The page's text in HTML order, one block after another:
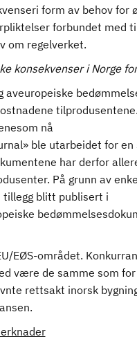
form av behov for
forbundet med
om regelverket.
konsekvenser i Norge
aveuropeiske
nå
ble utarbeidet for en
har derfor
På grunn av
tillegg blitt publisert i
EØS-området.
være de samme som for
rettsakt inorsk